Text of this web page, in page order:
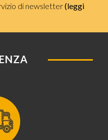
di newsletter(leggi